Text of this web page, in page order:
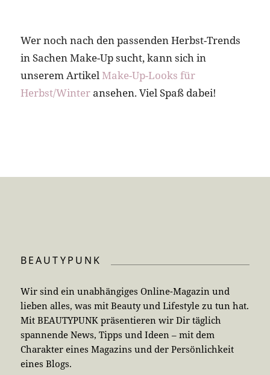
Wer noch nach den passenden Herbst-Trends
in Sachen Make-Up sucht, kann sich in
unserem ArtikelMake-Up-Looks für
Herbst/Winteransehen. Viel Spaß dabei!
BEAUTYPUNK
Wir sind ein unabhängiges Online-Magazin und
lieben alles, was mit Beauty und Lifestyle zu tun hat.
Mit BEAUTYPUNK präsentieren wir Dir täglich
spannende News, Tipps und Ideen – mit dem
Charakter eines Magazins und der Persönlichkeit
eines Blogs.